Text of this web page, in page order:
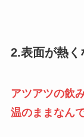
2.表面が熱く
アツアツの飲
温のままなんで